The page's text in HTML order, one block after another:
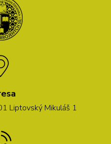
Liptovský Mikuláš 1